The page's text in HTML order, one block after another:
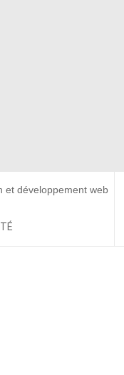
et développement web